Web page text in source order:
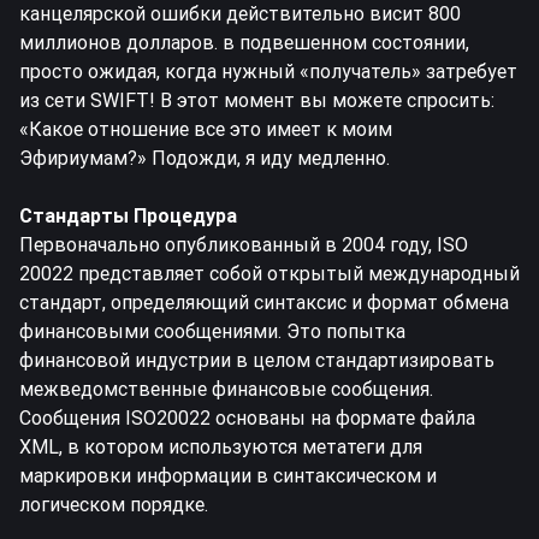
канцелярской ошибки действительно висит 800
миллионов долларов. в подвешенном состоянии,
просто ожидая, когда нужный «получатель» затребует
из сети SWIFT! В этот момент вы можете спросить:
«Какое отношение все это имеет к моим
Эфириумам?» Подожди, я иду медленно.
Стандарты Процедура
Первоначально опубликованный в 2004 году, ISO
20022 представляет собой открытый международный
стандарт, определяющий синтаксис и формат обмена
финансовыми сообщениями. Это попытка
финансовой индустрии в целом стандартизировать
межведомственные финансовые сообщения.
Сообщения ISO20022 основаны на формате файла
XML, в котором используются метатеги для
маркировки информации в синтаксическом и
логическом порядке.